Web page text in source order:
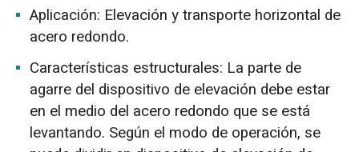
Aplicación: Elevación y transporte horizontal de
acero redondo.
Características estructurales: La parte de
agarre del dispositivo de elevación debe estar
en el medio del acero redondo que se está
levantando. Según el modo de operación, se